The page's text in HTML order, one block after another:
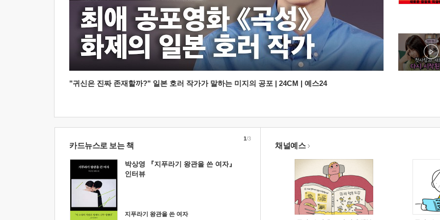
"귀신은 진짜 존재할까?" 일본 호러 작가가 말하는 미지의 공포 | 24CM | 예스24
카드뉴스로 보는 책
박상영 『지푸라기 왕관을 쓴 여자』
인터뷰
지푸라기 왕관을 쓴 여자
1/3
채널예스